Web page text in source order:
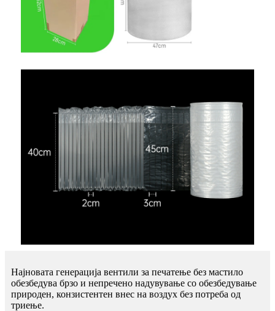
Најновата генерација вентили за печатење без мастило
обезбедува брзо и непречено надувување со обезбедување
природен, конзистентен внес на воздух без потреба од
триење.